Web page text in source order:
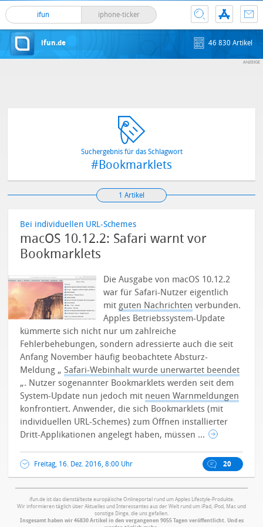
ifun iphone-ticker
ifun.de 46 830 Artikel
Suchergebnis für das Schlagwort
#Bookmarklets
1 Artikel
Bei individuellen URL-Schemes
macOS 10.12.2: Safari warnt vor
Bookmarklets
Die Ausgabe von macOS 10.12.2
war für Safari-Nutzer eigentlich
mit guten Nachrichten verbunden.
Apples Betriebssystem-Update
kümmerte sich nicht nur um zahlreiche
Fehlerbehebungen, sondern adressierte auch die seit
Anfang November häufig beobachtete Absturz-
Meldung „Safari-Webinhalt wurde unerwartet beendet
„. Nutzer sogenannter Bookmarklets werden seit dem
System-Update nun jedoch mit neuen Warnmeldungen
konfrontiert. Anwender, die sich Bookmarklets (mit
individuellen URL-Schemes) zum Öffnen installierter
Dritt-Applikationen angelegt haben, müssen ...
Freitag, 16. Dez. 2016, 8:00 Uhr 20
ifun.de ist das dienstälteste europäische Onlineportal rund um Apples Lifestyle-Produkte.
Wir informieren täglich über Aktuelles und Interessantes aus der Welt rund um iPad, iPod, Mac und
sonstige Dinge, die uns gefallen.
Insgesamt haben wir 46830 Artikel in den vergangenen 9055 Tagen veröffentlicht. Und es